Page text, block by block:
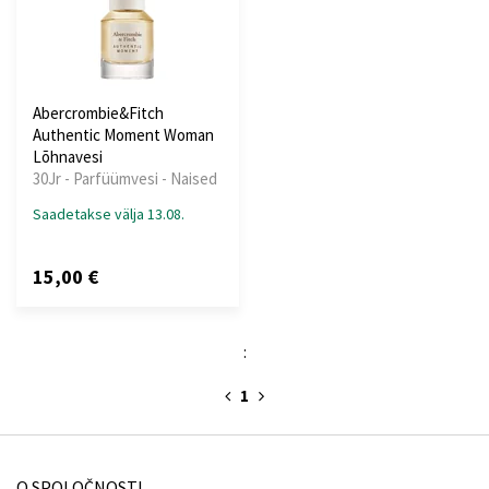
Abercrombie&Fitch
Authentic Moment Woman
Lõhnavesi
30Jr - Parfüümvesi - Naised
Saadetakse välja 13.08.
15,00 €
:
1